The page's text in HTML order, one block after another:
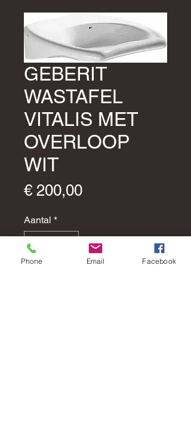
GEBERIT
WASTAFEL
VITALIS MET
OVERLOOP
WIT
€ 200,00Prijs
Aantal *
Phone Email Facebook